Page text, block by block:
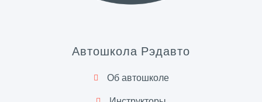
Автошкола Рэдавто
Об автошколе